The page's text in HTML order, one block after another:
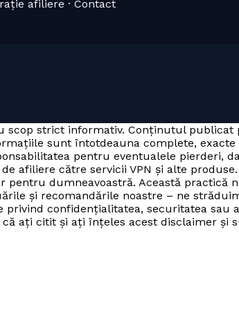
afiliere · Contact
scop strict informativ. Conținutul publicat
sunt întotdeauna complete,
pentru eventualele pierderi,
afiliere către servicii VPN și alte produse.
dumneavoastră. Această practică
și recomandările noastre – ne
confidențialitatea, securitatea sau
ați citit și ați înțeles acest disclaimer și